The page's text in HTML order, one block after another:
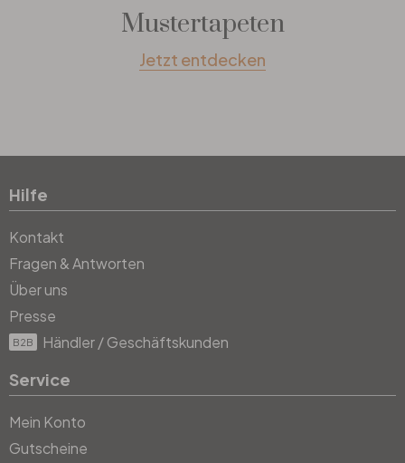
Mustertapeten
Jetzt entdecken
Hilfe
Kontakt
Fragen & Antworten
Über uns
Presse
B2B Händler / Geschäftskunden
Service
Mein Konto
Gutscheine